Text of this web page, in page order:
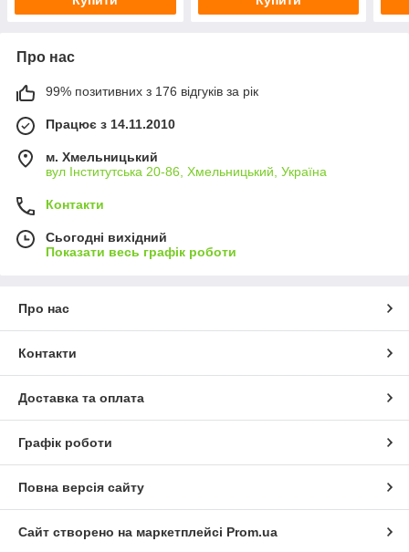
Про нас
99% позитивних з 176 відгуків за рік
Працює з 14.11.2010
м. Хмельницький
вул Інститутська 20-86, Хмельницький, Україна
Контакти
Сьогодні вихідний
Показати весь графік роботи
Про нас
Контакти
Доставка та оплата
Графік роботи
Повна версія сайту
Сайт створено на маркетплейсі Prom.ua